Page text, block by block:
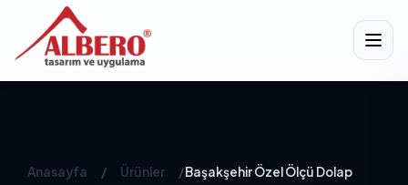
Anasayfa / Ürünler /Başakşehir Özel Ölçü Dolap